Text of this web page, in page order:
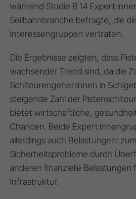
während Studie B 14
Seilbahnbranche befragte, die
Interessengruppen vertraten.
Die Ergebnisse zeigten, dass
wachsender Trend sind, da die
Schitourengeher:innen in
steigende Zahl der
bietet wirtschaftliche,
Chancen. Beide
allerdings auch Belastungen:
Sicherheitsprobleme durch
anderen finanzielle Belastungen
Infrastruktur.